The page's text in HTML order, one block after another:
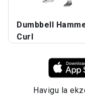
Dumbbell
Curl
Havigu la